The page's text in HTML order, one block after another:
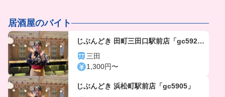
居酒屋のバイト
じぶんどき 田町三田口駅前店「gc592
5」三田
1,300円〜
じぶんどき 浜松町駅前店「gc5905」